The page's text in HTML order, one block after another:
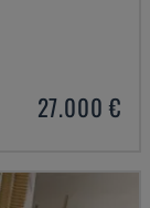
27.000 €